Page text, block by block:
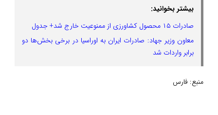
بیشتر بخوانید:
صادرات ۱۵ محصول کشاورزی از ممنوعیت خارج شد+ جدول
معاون وزیر جهاد: صادرات ایران به اوراسیا در برخی بخش‌ها دو
برابر واردات شد
منبع: فارس